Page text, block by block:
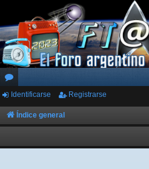
or
os
Identificarse Registrarse
Índice general